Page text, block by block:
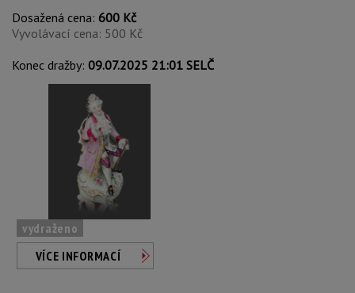
Dosažená cena: 600 Kč
Vyvolávací cena: 500 Kč
Konec dražby: 09.07.2025 21:01 SELČ
vydraženo
VÍCE INFORMACÍ